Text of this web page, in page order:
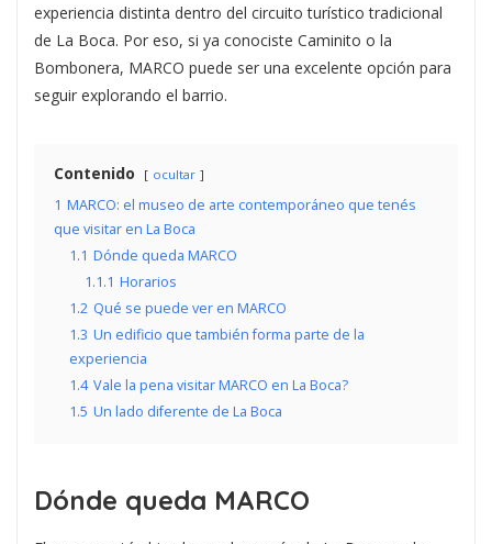
experiencia distinta dentro del circuito turístico tradicional
de La Boca. Por eso, si ya conociste Caminito o la
Bombonera, MARCO puede ser una excelente opción para
seguir explorando el barrio.
Contenido ocultar
1 MARCO: el museo de arte contemporáneo que tenés
que visitar en La Boca
1.1 Dónde queda MARCO
1.1.1 Horarios
1.2 Qué se puede ver en MARCO
1.3 Un edificio que también forma parte de la
experiencia
1.4 Vale la pena visitar MARCO en La Boca?
1.5 Un lado diferente de La Boca
Dónde queda MARCO